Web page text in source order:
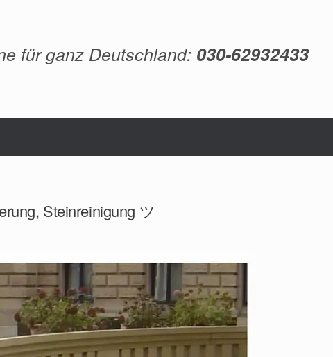
für ganz Deutschland: 030-62932433
Steinreinigung ツ